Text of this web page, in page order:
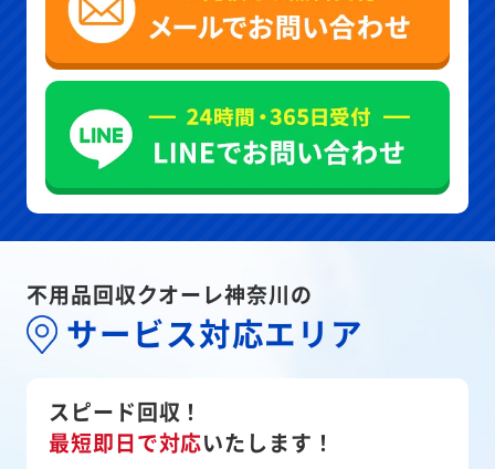
不用品回収クオーレ神奈川の
サービス対応エリア
スピード回収！
最短即日で対応いたします！